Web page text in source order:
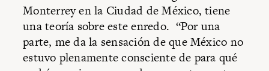
Monterrey en la Ciudad de México, tiene
una teoría sobre este enredo. “Por una
parte, me da la sensación de que México no
estuvo plenamente consciente de para qué